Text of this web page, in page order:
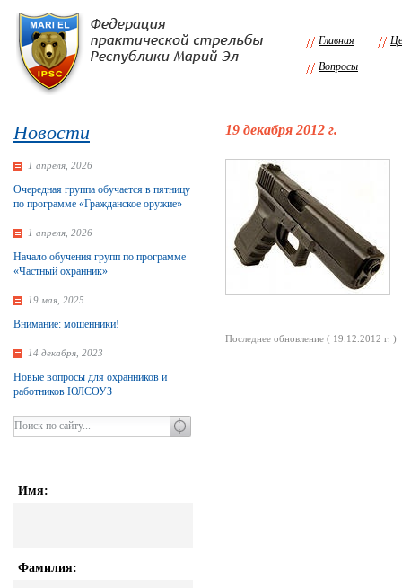
Главная
Вопросы
Новости
1 апреля, 2026
Очередная группа обучается в пятницу
по программе «Гражданское оружие»
1 апреля, 2026
Начало обучения групп по программе
«Частный охранник»
19 мая, 2025
Внимание: мошенники!
14 декабря, 2023
Новые вопросы для охранников и
работников ЮЛСОУЗ
Имя:
Фамилия:
19 декабря 2012 г.
Последнее обновление ( 19.12.2012 г. )